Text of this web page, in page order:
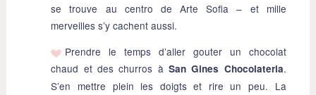
se trouve au centro de Arte Sofia – et mille
merveilles s’y cachent aussi.
Prendre le temps d’aller gouter un chocolat
chaud et des churros à San Gines Chocolateria.
S’en mettre plein les doigts et rire un peu. La